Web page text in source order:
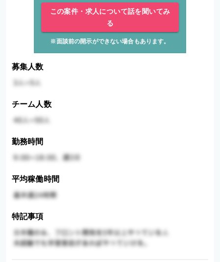
この案件・求人について話を聞いてみ
る
※面談前の開示ができない場合もあります。
募集人数
チーム人数
勤務時間
平均稼働時間
特記事項